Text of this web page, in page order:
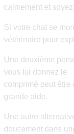
calmement et
Si votre chat se
vétérinaire pour
Une deuxième
vous lui donnez le
comprimé peut être
grande aide.
Une autre
doucement dans